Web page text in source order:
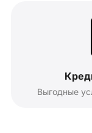
Выгодные